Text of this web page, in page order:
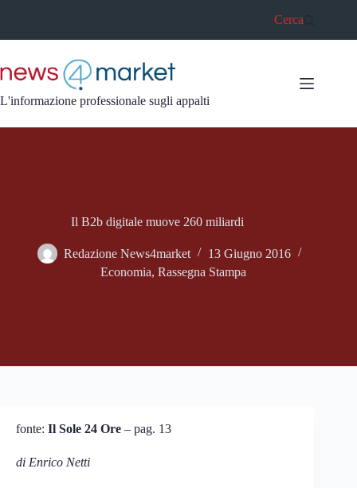
Cerca
L'informazione professionale sugli appalti
Il B2b digitale muove 260 miliardi
Redazione News4market
13 Giugno 2016
Economia, Rassegna Stampa
fonte: Il Sole 24 Ore – pag. 13
di Enrico Netti